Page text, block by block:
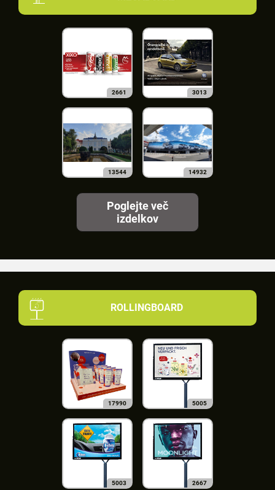
2661 3013
13544 14932
Poglejte več
izdelkov
ROLLINGBOARD
17990 5005
5003 2667